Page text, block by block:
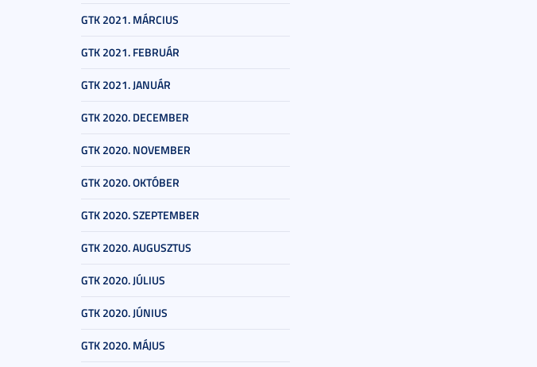
GTK 2021. MÁRCIUS
GTK 2021. FEBRUÁR
GTK 2021. JANUÁR
GTK 2020. DECEMBER
GTK 2020. NOVEMBER
GTK 2020. OKTÓBER
GTK 2020. SZEPTEMBER
GTK 2020. AUGUSZTUS
GTK 2020. JÚLIUS
GTK 2020. JÚNIUS
GTK 2020. MÁJUS